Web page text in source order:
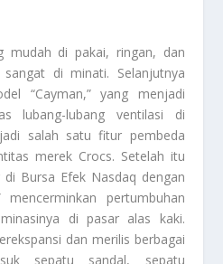
mudah di pakai, ringan, dan
di minati. Selanjutnya
“Cayman,” yang menjadi
lubang-lubang ventilasi di
salah satu fitur pembeda
merek Crocs. Setelah itu
Bursa Efek Nasdaq dengan
mencerminkan pertumbuhan
di pasar alas kaki.
dan merilis berbagai
sepatu sandal, sepatu